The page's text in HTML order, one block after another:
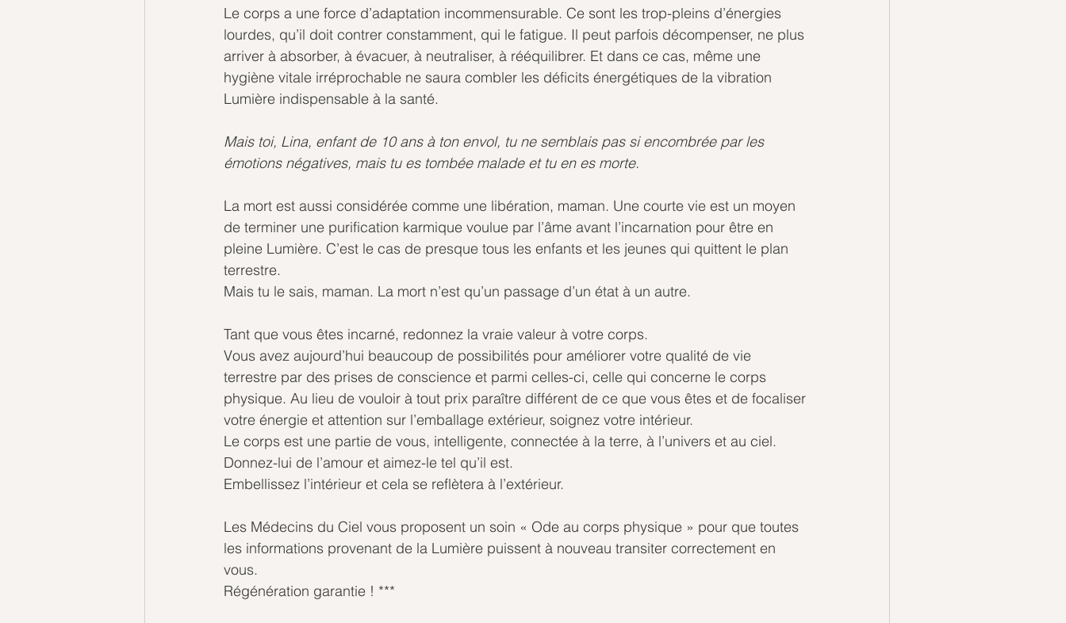
Le corps a une force d’adaptation incommensurable. Ce sont les trop-pleins d’énergies
lourdes, qu’il doit contrer constamment, qui le fatigue. Il peut parfois décompenser, ne plus
arriver à absorber, à évacuer, à neutraliser, à rééquilibrer. Et dans ce cas, même une
hygiène vitale irréprochable ne saura combler les déficits énergétiques de la vibration
Lumière indispensable à la santé.
Mais toi, Lina, enfant de 10 ans à ton envol, tu ne semblais pas si encombrée par les
émotions négatives, mais tu es tombée malade et tu en es morte.
La mort est aussi considérée comme une libération, maman. Une courte vie est un moyen
de terminer une purification karmique voulue par l’âme avant l’incarnation pour être en
pleine Lumière. C’est le cas de presque tous les enfants et les jeunes qui quittent le plan
terrestre.
Mais tu le sais, maman. La mort n’est qu’un passage d’un état à un autre.
Tant que vous êtes incarné, redonnez la vraie valeur à votre corps.
Vous avez aujourd’hui beaucoup de possibilités pour améliorer votre qualité de vie
terrestre par des prises de conscience et parmi celles-ci, celle qui concerne le corps
physique. Au lieu de vouloir à tout prix paraître différent de ce que vous êtes et de focaliser
votre énergie et attention sur l’emballage extérieur, soignez votre intérieur.
Le corps est une partie de vous, intelligente, connectée à la terre, à l’univers et au ciel.
Donnez-lui de l’amour et aimez-le tel qu’il est.
Embellissez l’intérieur et cela se reflètera à l’extérieur.
Les Médecins du Ciel vous proposent un soin « Ode au corps physique » pour que toutes
les informations provenant de la Lumière puissent à nouveau transiter correctement en
vous.
Régénération garantie ! ***